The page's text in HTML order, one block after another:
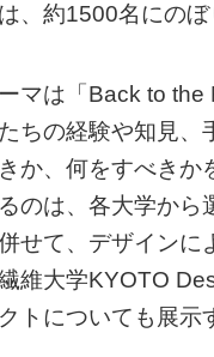
、約1500名にの
マは「Back to the
ちの経験や知見
か、何をすべきか
のは、各大学から
せて、デザインに
維大学KYOTO
トについても展示